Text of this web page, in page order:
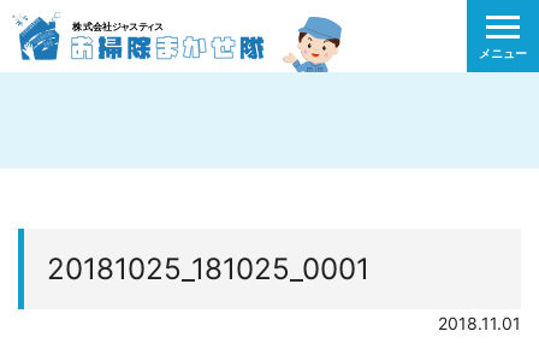
メニュー
20181025_181025_0001
2018.11.01